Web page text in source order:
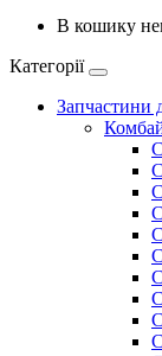
В кошику
Категорії
Запчастини